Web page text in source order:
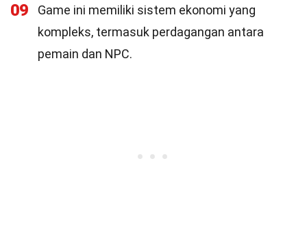
09
Game ini memiliki sistem ekonomi yang
kompleks, termasuk perdagangan antara
pemain dan NPC.